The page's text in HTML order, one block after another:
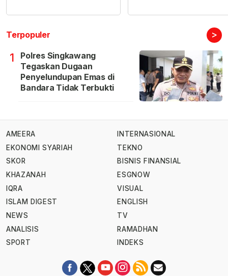
Terpopuler >
1
Polres Singkawang
Tegaskan Dugaan
Penyelundupan Emas di
Bandara Tidak Terbukti
AMEERA
EKONOMI SYARIAH
SKOR
KHAZANAH
IQRA
ISLAM DIGEST
NEWS
ANALISIS
SPORT
INTERNASIONAL
TEKNO
BISNIS FINANSIAL
ESGNOW
VISUAL
ENGLISH
TV
RAMADHAN
INDEKS